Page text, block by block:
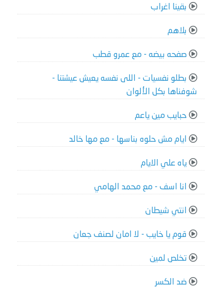
بقينا اغراب
بلاهم
صفحه بيضه - مع عمرو قطب
بطلو نفسيات - اللى نفسه يعيش عيشتنا -
شوفناها بكل الألوان
حبايب مين ياعم
ايام مش حلوه بناسها - مع مها خالد
ياه علي الايام
انا اسف - مع محمد الهامي
انتي شيطان
قوم يا خايب - لا امان لصنف جعان
تخلص لمين
ضد الكسر